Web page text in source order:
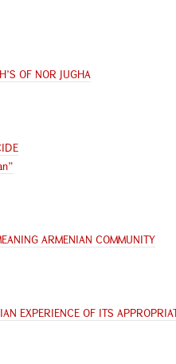
OF NOR JUGHA
ARMENIAN COMMUNITY
EXPERIENCE OF ITS